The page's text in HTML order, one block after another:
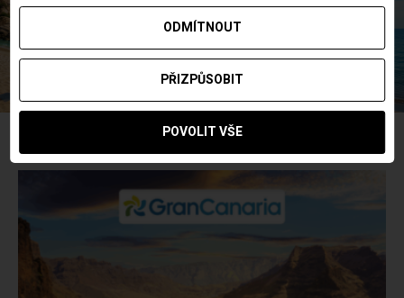
ODMÍTNOUT
PŘIZPŮSOBIT
POVOLIT VŠE